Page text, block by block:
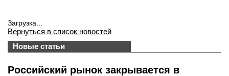
Загрузка...
Вернуться в список новостей
Новые статьи
Российский рынок закрывается в